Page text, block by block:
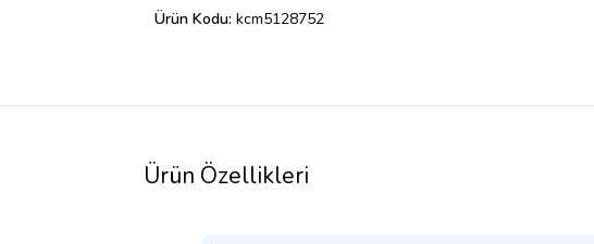
Ürün Kodu: kcm5128752
Ürün Özellikleri